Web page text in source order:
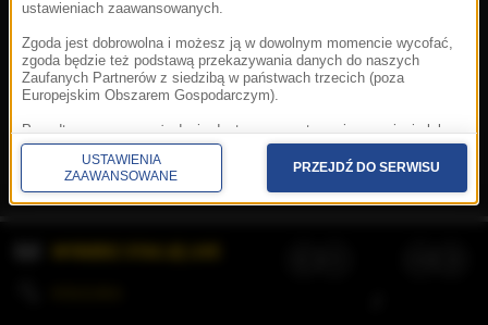
Korzystanie z portalu oznacza akceptację
Prywatność.Aplikacje.© 2026 Radio Muzyka
Fakty Grupa RMF sp. z o.o. sp. k.
ustawieniach zaawansowanych.
Zgoda jest dobrowolna i możesz ją w dowolnym momencie wycofać,
zgoda będzie też podstawą przekazywania danych do naszych
Zaufanych Partnerów z siedzibą w państwach trzecich (poza
Europejskim Obszarem Gospodarczym).
Ponadto masz prawo żądania dostępu, sprostowania, usunięcia lub
ograniczenia przetwarzania danych, a także złożenia skargi do
Prezesa Urzędu Ochrony Danych Osobowych. W polityce prywatności
znajdziesz informacje jak wykonać swoje prawa. Szczegółowe
informacje na temat przetwarzania Twoich danych znajdują się w
USTAWIENIA
ZAAWANSOWANE
PRZEJDŹ DO SERWISU